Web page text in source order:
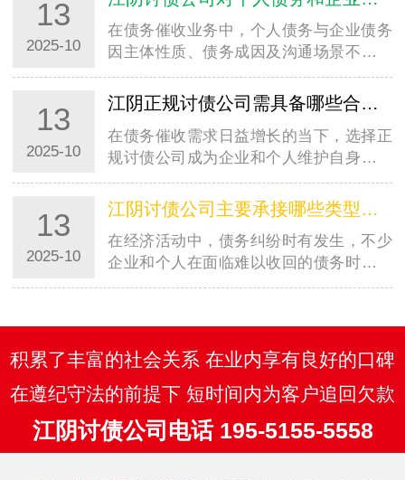
13
2025-10
在债务催收业务中，个人债务与企业债务
因主体性质、债务成因及沟通场景不同，
催收方式存在明显差异。以常州地区为
例，常州讨债公司在处理两类债务时，会
根据实际情况制定差异化策略，既保障催
收效率，…
13
2025-10
江阴正规讨债公司需具备哪些合法资质？如何辨别真伪？
在债务催收需求日益增长的当下，选择正
规讨债公司成为企业和个人维护自身权益
的关键。以常州地区为例，面对众多提供
催收服务的机构，明确常州讨债公司需具
备的合法资质、掌握辨别真伪的方法，能
有效规…
13
2025-10
江阴讨债公司主要承接哪些类型的债务催收业务？有不接的情况吗？
在经济活动中，债务纠纷时有发生，不少
企业和个人在面临难以收回的债务时，会
考虑寻求专业讨债公司的帮助。以常州地
务催收服务的机构，其业务范围有着明确
的界定…
积累了丰富的社会关系 在业内享有良好的口碑
在遵纪守法的前提下 短时间内为客户追回欠款
江阴讨债公司电话 195-5155-5558